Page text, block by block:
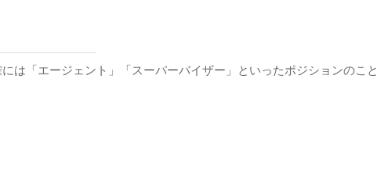
は「エージェント」「スーパーバイザー」といったポジションのこと